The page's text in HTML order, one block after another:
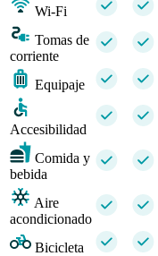
Wi-Fi
Tomas de
corriente
Equipaje
Accesibilidad
Comida y
bebida
Aire
acondicionado
Bicicleta